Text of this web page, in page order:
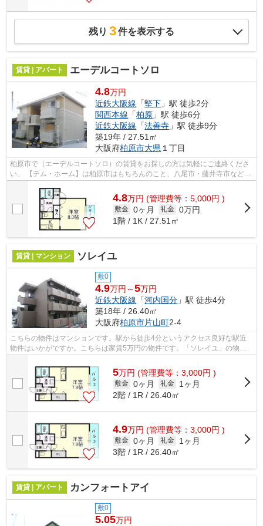
残り 3件を表示する
賃貸 | アパート エーデルコートソロ
4.8万円
近鉄大阪線 「堅下 」駅 徒歩2分
関西本線 「柏原 」駅 徒歩6分
近鉄大阪線 「法善寺 」駅 徒歩9分
築19年 / 27.51㎡
大阪府柏原市大県１丁目
柏原市で（エーデルコートソロ）の賃貸をお探しの方は気軽にご連絡くださ
い。 【テム・ホーム】は柏原市はもちろんのこと、八尾市・藤井寺市など大
4.8万円 (管理費等：5,000円 )
敷金 0ヶ月 礼金 0万円
1階 / 1K / 27.51㎡
賃貸 | マンション ソレイユ
敷0
4.9万円～5万円
近鉄大阪線 「河内国分 」駅 徒歩4分
築18年 / 26.40㎡
大阪府柏原市片山町2-4
こちらの物件はマンションです。駅から徒歩4分というアクセス良好な駅近
物件はいかがですか。こちらは家賃5万円の物件です。「ソレイユ」の物件
5万円 (管理費等：3,000円 )
敷金 0ヶ月 礼金
1ヶ月
2階 / 1R / 26.40㎡
4.9万円 (管理費等：3,000円 )
敷金 0ヶ月 礼金
1ヶ月
3階 / 1R / 26.40㎡
賃貸 | アパート カンフォートアイ
敷0
5.05万円